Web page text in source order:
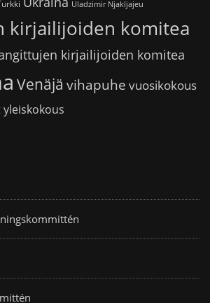
Uladzimir Njakljajeu
kirjailijoiden komitea
kirjailijoiden komitea
Venäjä vihapuhe vuosikokous
yleiskokous